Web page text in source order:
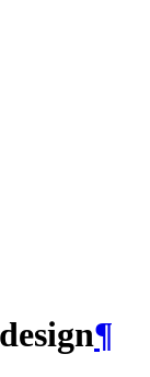
¶